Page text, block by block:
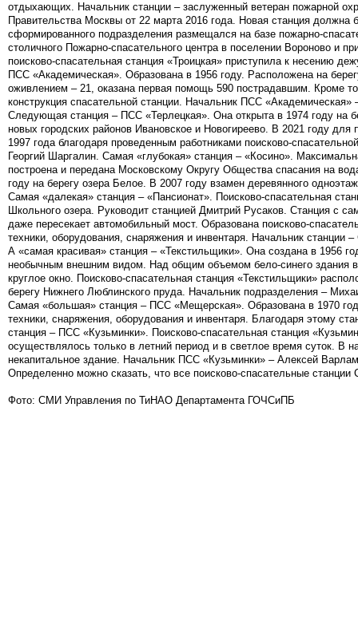
отдыхающих. Начальник станции – заслуженный ветеран пожарной
Правительства Москвы от 22 марта 2016 года. Новая станция должна
сформированного подразделения размещался на базе пожарно-
столичного Пожарно-спасательного центра в поселении Вороново и
поисково-спасательная станция «Троицкая» приступила к несению
ПСС «Академическая». Образована в 1956 году. Расположена на
оживлением – 21, оказана первая помощь 590 пострадавшим. Кроме
конструкция спасательной станции. Начальник ПСС
Следующая станция – ПСС «Терлецкая». Она открыта в 1974 году на
новых городских районов Ивановское и Новогиреево. В 2021 году
1997 года благодаря проведенным работниками поисково-
Георгий Шаргалин. Самая «глубокая» станция – «Косино».
построена и передана Московскому Округу Общества спасания на
году на берегу озера Белое. В 2007 году взамен деревянного
Самая «далекая» станция – «Пансионат». Поисково-спасательная
Школьного озера. Руководит станцией Дмитрий Русаков. Станция с
даже пересекает автомобильный мост. Образована поисково-
техники, оборудования, снаряжения и инвентаря. Начальник станции
А «самая красивая» станция – «Текстильщики». Она создана в 1956
необычным внешним видом. Над общим объемом бело-синего здания
круглое окно. Поисково-спасательная станция «Текстильщики»
берегу Нижнего Люблинского пруда. Начальник подразделения –
Самая «большая» станция – ПСС «Мещерская». Образована в 1970
техники, снаряжения, оборудования и инвентаря. Благодаря этому
станция – ПСС «Кузьминки». Поисково-спасательная станция
осуществлялось только в летний период и в светлое время суток. В
некапитальное здание. Начальник ПСС «Кузьминки» – Алексей
Определенно можно сказать, что все поисково-спасательные
Фото: СМИ Управления по ТиНАО Департамента ГОЧСиПБ